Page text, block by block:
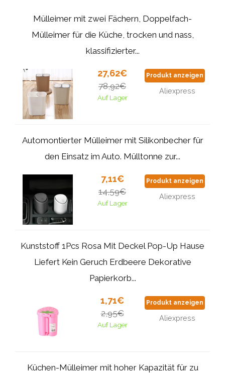
Mülleimer mit zwei Fächern, Doppelfach-
Mülleimer für die Küche, trocken und nass,
klassifizierter...
27,62€
78,92€
Auf Lager
Produkt anzeigen
Aliexpress
Automontierter Mülleimer mit Silikonbecher für
den Einsatz im Auto. Mülltonne zur...
7,11€
14,59€
Auf Lager
Produkt anzeigen
Aliexpress
Kunststoff 1Pcs Rosa Mit Deckel Pop-Up Hause
Liefert Kein Geruch Erdbeere Dekorative
Papierkorb...
1,71€
2,95€
Auf Lager
Produkt anzeigen
Aliexpress
Küchen-Mülleimer mit hoher Kapazität für zu